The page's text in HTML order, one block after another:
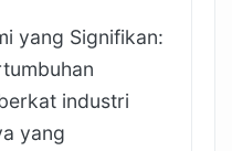
yang Signifikan:
industri
yang